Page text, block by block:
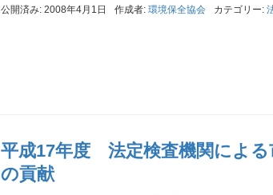
公開済み: 2008年4月1日 作成者: 環境保全協会 カテゴリー:
平成17年度 法定検査機関による
の貢献